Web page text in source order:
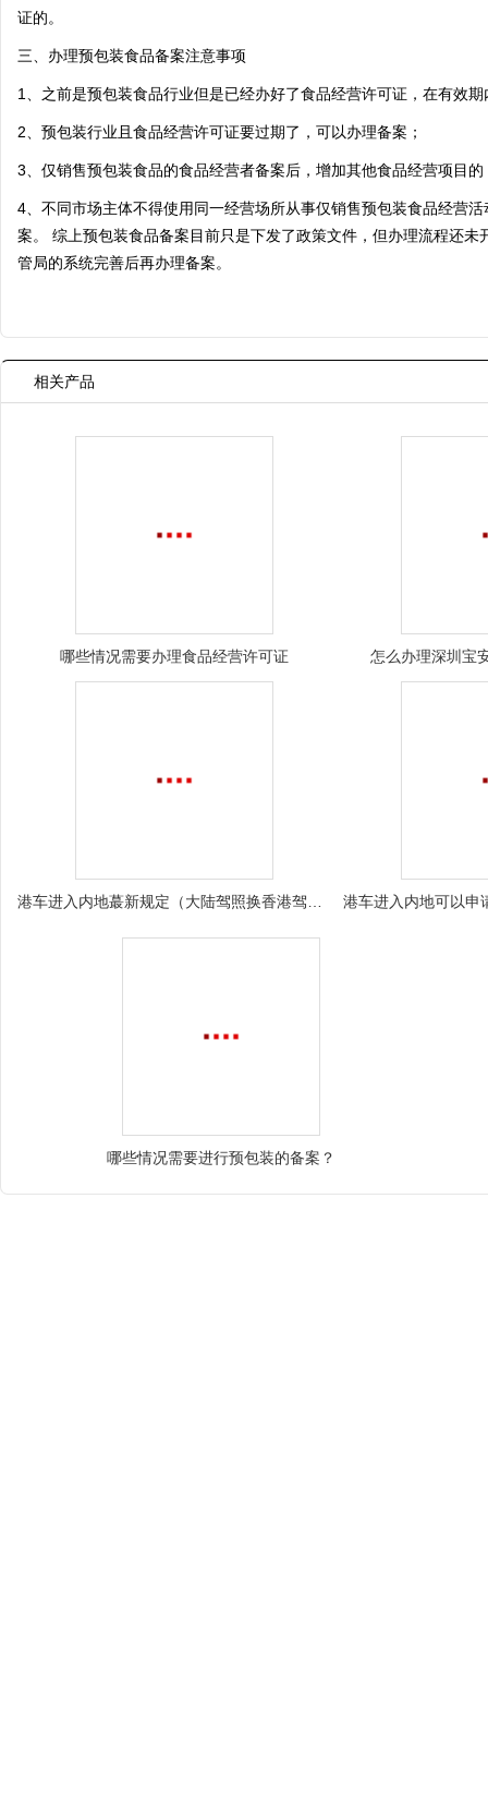
证的。
三、办理预包装食品备案注意事项
1、之前是预包装食品行业但是已经办好了食品经营许可证，在有效
2、预包装行业且食品经营许可证要过期了，可以办理备案；
3、仅销售预包装食品的食品经营者备案后，增加其他食品经营项目
4、不同市场主体不得使用同一经营场所从事仅销售预包装食品经营
案。 综上预包装食品备案目前只是下发了政策文件，但办理流程还
管局的系统完善后再办理备案。
相关产品
哪些情况需要办理食品经营许可证 怎么办理深圳宝
哪些情况需要进行预包装的备案？